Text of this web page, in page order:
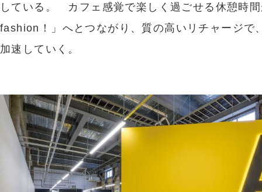
している。 カフェ感覚で楽しく過ごせる休憩時
fashion！」へとつながり、質の高いリチャージで
加速していく。